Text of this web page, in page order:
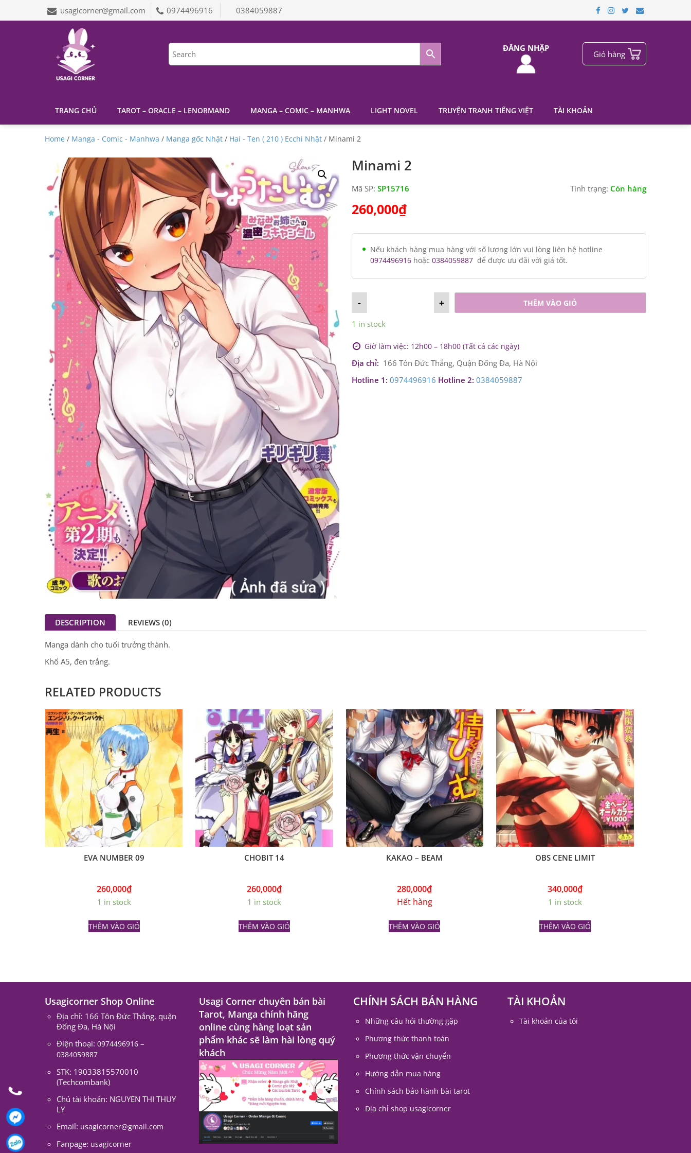
usagicorner@gmail.com 0974496916 0384059887
Giỏ hàng
ĐĂNG NHẬP
TRANG CHỦ TAROT – ORACLE – LENORMAND MANGA – COMIC – MANHWA LIGHT NOVEL TRUYỆN TRANH TIẾNG VIỆT TÀI KHOẢN
Home / Manga - Comic - Manhwa / Manga gốc Nhật / Hai - Ten ( 210 ) Ecchi Nhật / Minami 2
Minami 2
Mã SP: SP15716 Tình trạng: Còn hàng
260,000₫
Nếu khách hàng mua hàng với số lượng lớn vui lòng liên hệ hotline
0974496916hoặc 0384059887để được ưu đãi với giá tốt.
+
- THÊM VÀO GIỎ
1 in stock
Giờ làm việc: 12h00 – 18h00 (Tất cả các ngày)
Địa chỉ: 166 Tôn Đức Thắng, Quận Đống Đa, Hà Nội
Hotline 1: 0974496916 Hotline 2: 0384059887
DESCRIPTION REVIEWS (0)
Manga dành cho tuổi trưởng thành.
Khổ A5, đen trắng.
RELATED PRODUCTS
EVA NUMBER 09
260,000₫
1 in stock
THÊM VÀO GIỎ
CHOBIT 14
260,000₫
1 in stock
THÊM VÀO GIỎ
KAKAO – BEAM
280,000₫
Hết hàng
THÊM VÀO GIỎ
OBS CENE LIMIT
340,000₫
1 in stock
THÊM VÀO GIỎ
Usagicorner Shop Online
Địa chỉ: 166 Tôn Đức Thắng, quận
Đống Đa, Hà Nội
Điện thoại: 0974496916 –
0384059887
STK: 19033815570010
(Techcombank)
Chủ tài khoản: NGUYEN THI THUY
LY
Email: usagicorner@gmail.com
Fanpage: usagicorner
Usagi Corner chuyên bán bài
Tarot, Manga chính hãng
online cùng hàng loạt sản
phẩm khác sẽ làm hài lòng quý
khách
CHÍNH SÁCH BÁN HÀNG
Những câu hỏi thường gặp
Phương thức thanh toán
Phương thức vận chuyển
Hướng dẫn mua hàng
Chính sách bảo hành bài tarot
Địa chỉ shop usagicorner
TÀI KHOẢN
Tài khoản của tôi